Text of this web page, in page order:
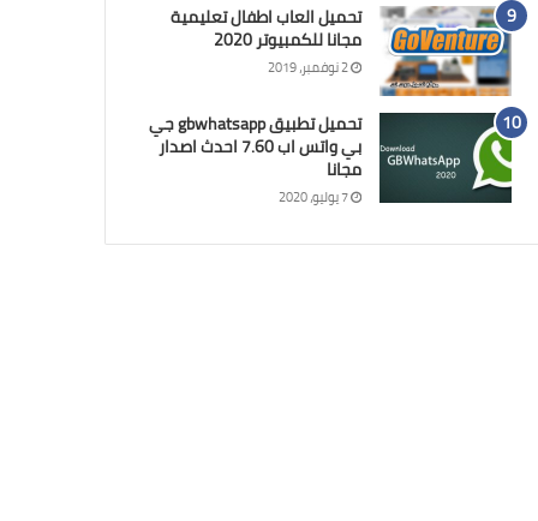
تحميل العاب اطفال تعليمية
مجانا للكمبيوتر 2020
2 نوفمبر، 2019
تحميل تطبيق gbwhatsapp جي
بي واتس اب 7.60 احدث اصدار
مجانا
7 يوليو، 2020